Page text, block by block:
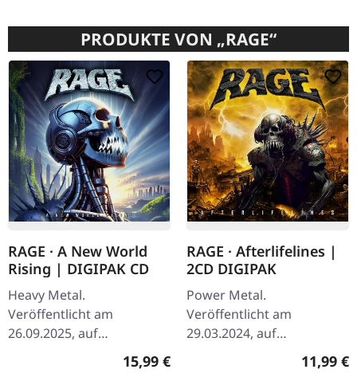
PRODUKTE VON „RAGE“
RAGE · A New World
Rising | DIGIPAK CD
Heavy Metal.
Veröffentlicht am
26.09.2025, auf
Steamhammer. CD imRegulärer Preis:
15,99 €
RAGE · Afterlifelines |
2CD DIGIPAK
Power Metal.
Veröffentlicht am
29.03.2024, auf
Steamhammer. 2-CD11,99 €